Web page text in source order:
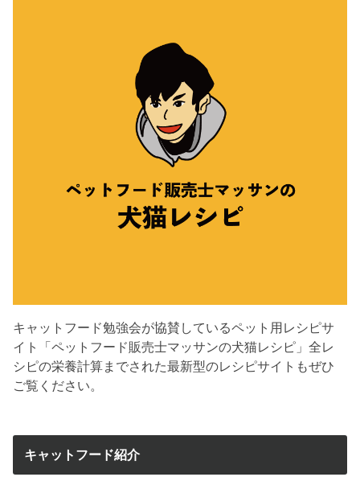
キャットフード勉強会が協賛しているペット用レシピサ
イト「ペットフード販売士マッサンの犬猫レシピ」全レ
シピの栄養計算までされた最新型のレシピサイトもぜひ
ご覧ください。
キャットフード紹介